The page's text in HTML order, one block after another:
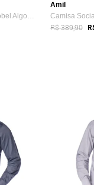
Camisa Social Amil Slim Nobel Algodão co...
Amil
R$ 389,90